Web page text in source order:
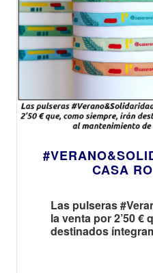
CASA
Las pulseras
la venta por 2’50 €
destinados